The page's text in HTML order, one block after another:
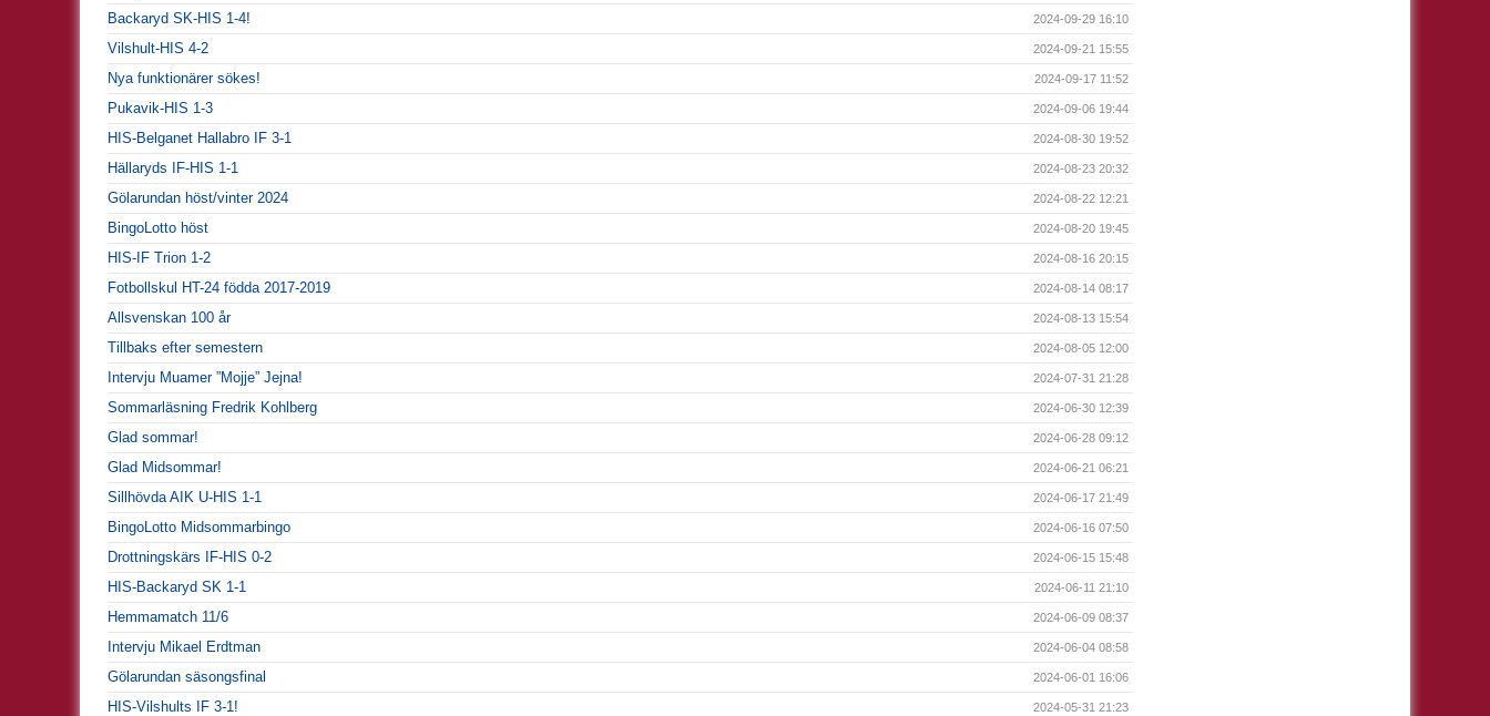
Backaryd SK-HIS 1-4! 2024-09-29 16:10
Vilshult-HIS 4-2 2024-09-21 15:55
Nya funktionärer sökes! 2024-09-17 11:52
Pukavik-HIS 1-3 2024-09-06 19:44
HIS-Belganet Hallabro IF 3-1 2024-08-30 19:52
Hällaryds IF-HIS 1-1 2024-08-23 20:32
Gölarundan höst/vinter 2024 2024-08-22 12:21
BingoLotto höst 2024-08-20 19:45
HIS-IF Trion 1-2 2024-08-16 20:15
Fotbollskul HT-24 födda 2017-2019 2024-08-14 08:17
Allsvenskan 100 år 2024-08-13 15:54
Tillbaks efter semestern 2024-08-05 12:00
Intervju Muamer ”Mojje” Jejna! 2024-07-31 21:28
Sommarläsning Fredrik Kohlberg 2024-06-30 12:39
Glad sommar! 2024-06-28 09:12
Glad Midsommar! 2024-06-21 06:21
Sillhövda AIK U-HIS 1-1 2024-06-17 21:49
BingoLotto Midsommarbingo 2024-06-16 07:50
Drottningskärs IF-HIS 0-2 2024-06-15 15:48
HIS-Backaryd SK 1-1 2024-06-11 21:10
Hemmamatch 11/6 2024-06-09 08:37
Intervju Mikael Erdtman 2024-06-04 08:58
Gölarundan säsongsfinal 2024-06-01 16:06
HIS-Vilshults IF 3-1! 2024-05-31 21:23